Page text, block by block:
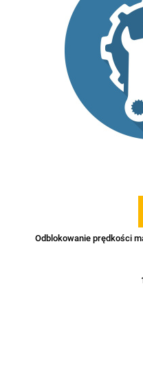
Odblokowanie prędkości